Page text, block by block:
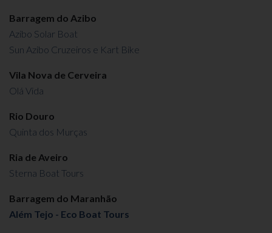
Barragem do Azibo
Azibo Solar Boat
Sun Azibo Cruzeiros e Kart Bike
Vila Nova de Cerveira
Olá Vida
Rio Douro
Quinta dos Murças
Ria de Aveiro
Sterna Boat Tours
Barragem do Maranhão
Além Tejo - Eco Boat Tours